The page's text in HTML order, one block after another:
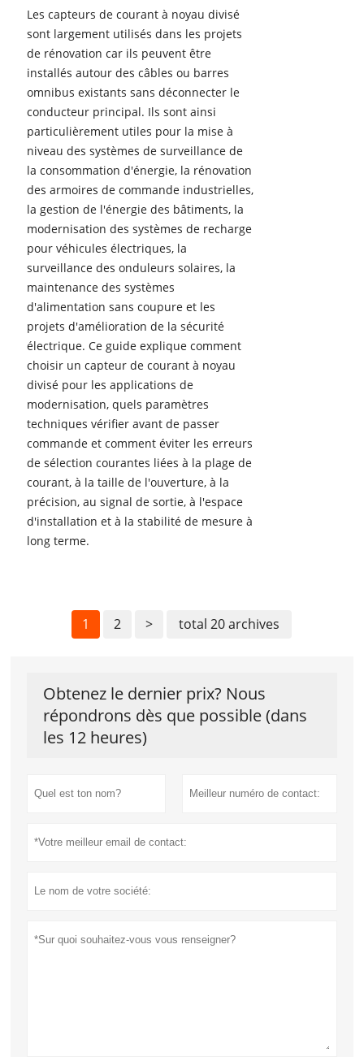
Les capteurs de courant à noyau divisé
sont largement utilisés dans les projets
de rénovation car ils peuvent être
installés autour des câbles ou barres
omnibus existants sans déconnecter le
conducteur principal. Ils sont ainsi
particulièrement utiles pour la mise à
niveau des systèmes de surveillance de
la consommation d'énergie, la rénovation
des armoires de commande industrielles,
la gestion de l'énergie des bâtiments, la
modernisation des systèmes de recharge
pour véhicules électriques, la
surveillance des onduleurs solaires, la
maintenance des systèmes
d'alimentation sans coupure et les
projets d'amélioration de la sécurité
électrique. Ce guide explique comment
choisir un capteur de courant à noyau
divisé pour les applications de
modernisation, quels paramètres
techniques vérifier avant de passer
commande et comment éviter les erreurs
de sélection courantes liées à la plage de
courant, à la taille de l'ouverture, à la
précision, au signal de sortie, à l'espace
d'installation et à la stabilité de mesure à
long terme.
1 2 > total 20 archives
Obtenez le dernier prix? Nous
répondrons dès que possible (dans
les 12 heures)